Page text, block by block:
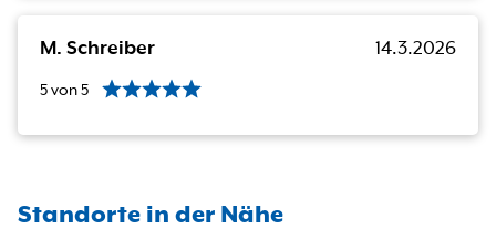
M. Schreiber 14.3.2026
5von5
Standorte in der Nähe